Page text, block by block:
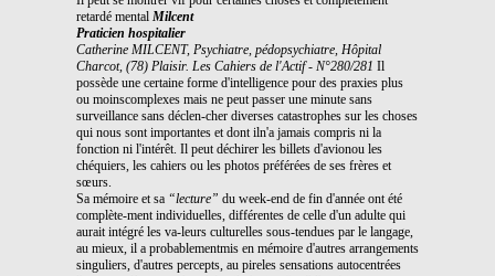
retardé mental Milcent
Praticien hospitalier
Catherine MILCENT, Psychiatre, pédopsychiatre, Hôpital
Charcot, (78) Plaisir. Les Cahiers de l'Actif - N°280/281 Il
possède une certaine forme d'intelligence pour des praxies plus
ou moinscomplexes mais ne peut passer une minute sans
surveillance sans déclen-cher diverses catastrophes sur les choses
qui nous sont importantes et dont iln'a jamais compris ni la
fonction ni l'intérêt. Il peut déchirer les billets d'avionou les
chéquiers, les cahiers ou les photos préférées de ses frères et
sœurs.
Sa mémoire et sa “lecture” du week-end de fin d'année ont été
complète-ment individuelles, différentes de celle d'un adulte qui
aurait intégré les va-leurs culturelles sous-tendues par le langage,
au mieux, il a probablementmis en mémoire d'autres arrangements
singuliers, d'autres percepts, au pireles sensations autocentrées